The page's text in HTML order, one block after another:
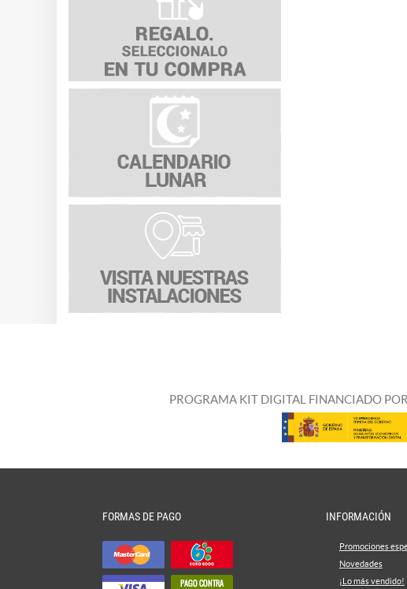
PROGRAMA KIT DIGITAL FINANCIADO
FORMAS DE PAGO INFORMACIÓN
Promociones
Novedades
¡Lo más vendido!